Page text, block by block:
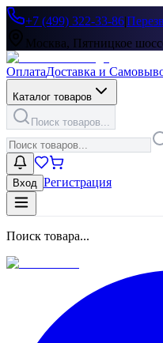
+7 (499) 322-33-86|
Москва, Пятницкое
ОплатаДоставка и
Каталог товаров
Поиск товаров...
Вход Регистрация
Поиск товара...